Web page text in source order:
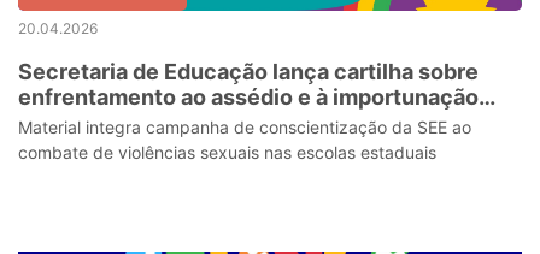
20.04.2026
Secretaria de Educação lança cartilha sobre
enfrentamento ao assédio e à importunação
sexual na Rede Estadual de Pernambuco
Material integra campanha de conscientização da SEE ao
combate de violências sexuais nas escolas estaduais